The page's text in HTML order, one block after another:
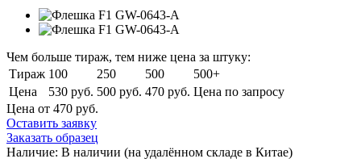
Чем больше тираж, тем ниже цена за штуку:
Тираж 100 250 500
500+
Цена
530 руб. 500 руб. 470 руб. Цена по запросу
Цена от 470 руб.
Оставить заявку
Заказать образец
Наличие: В наличии (на удалённом складе в Китае)